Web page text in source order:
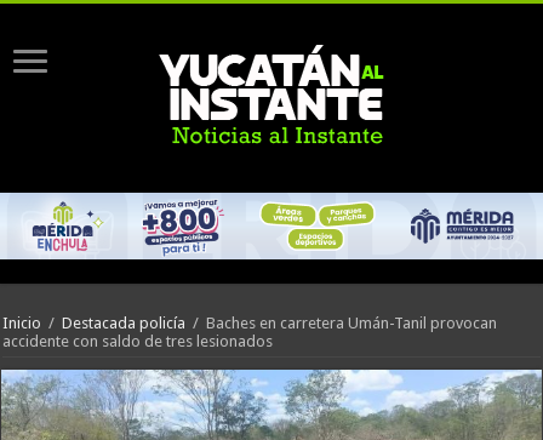
Inicio / Destacada policía / Baches en carretera Umán-Tanil provocan
accidente con saldo de tres lesionados